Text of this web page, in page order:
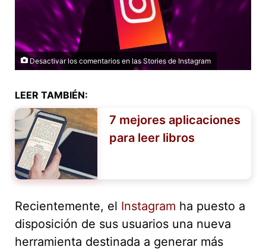
Desactivar los comentarios en las Stories de Instagram
LEER TAMBIÉN:
7 mejores aplicaciones
para leer libros
Recientemente, el Instagram ha puesto a
disposición de sus usuarios una nueva
herramienta destinada a generar más